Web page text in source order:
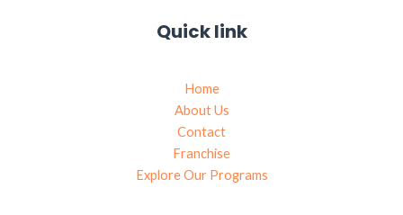
Quick link
Home
About Us
Contact
Franchise
Explore Our Programs